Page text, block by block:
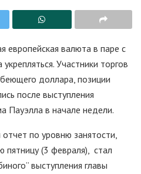
европейская валюта в паре с
Участники торгов
доллара, позиции
после выступления
в начале недели.
по уровню занятости,
пятницу (3 февраля), стал
выступления главы